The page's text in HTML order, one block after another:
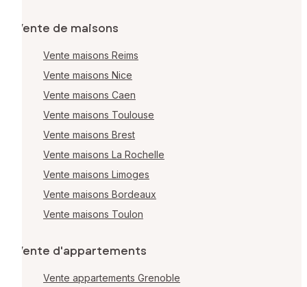
Vente de maisons
Vente maisons Reims
Vente maisons Nice
Vente maisons Caen
Vente maisons Toulouse
Vente maisons Brest
Vente maisons La Rochelle
Vente maisons Limoges
Vente maisons Bordeaux
Vente maisons Toulon
Vente d'appartements
Vente appartements Grenoble